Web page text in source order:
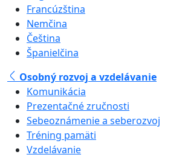
Francúzština
Nemčina
Čeština
Španielčina
Osobný rozvoj a vzdelávanie
Komunikácia
Prezentačné zručnosti
Sebeoznámenie a seberozvoj
Tréning pamäti
Vzdelávanie